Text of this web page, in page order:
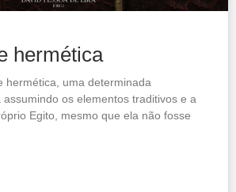
hermética
hermética, uma determinada
os elementos traditivos e a
Egito, mesmo que ela não fosse